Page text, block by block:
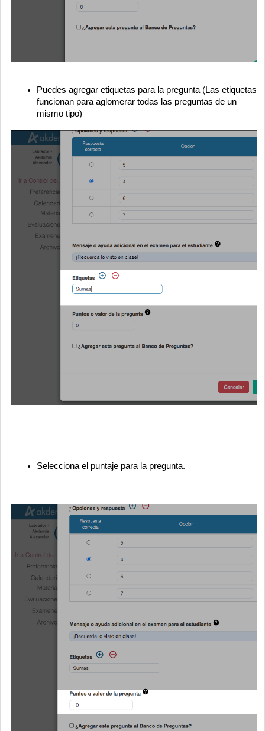
Puedes agregar etiquetas para la pregunta (Las etiquetas
funcionan para aglomerar todas las preguntas de un
mismo tipo)
Selecciona el puntaje para la pregunta.